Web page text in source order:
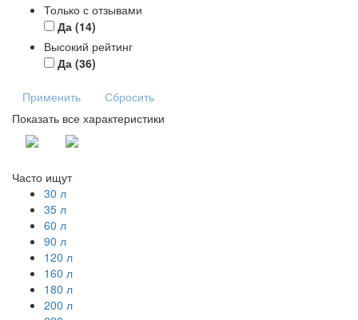
Только с отзывами
Да (14)
Высокий рейтинг
Да (36)
Применить
Сбросить
Показать все характеристики
Часто ищут
30 л
35 л
60 л
90 л
120 л
160 л
180 л
200 л